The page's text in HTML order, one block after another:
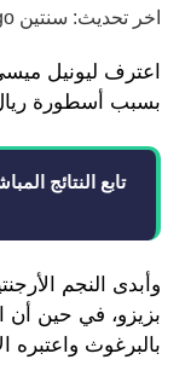
اخر تحديث: سنتين ago
اعترف ليونيل
بسبب أسطورة
تابع النتائج
وأبدى النجم
بزيزو، في حين أن
بالبرغوث واعتبره